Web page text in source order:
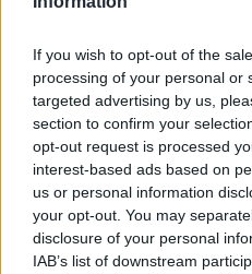
If you wish to opt-out of the
processing of your personal or
targeted advertising by us,
section to confirm your
opt-out request is processed
interest-based ads based on
us or personal information
your opt-out. You may
disclosure of your personal
IAB’s list of downstream
azonosítottak,
adatait is. Mintegy
temetőben, amely
megrongálódott, hogy
lehetséges, vagy
kutatással lehet
hozzá.